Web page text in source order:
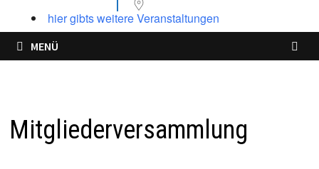
hier gibts weitere Veranstaltungen
MENÜ
Mitgliederversammlung